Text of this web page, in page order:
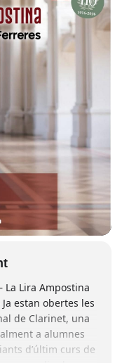
La Lira Ampostina
estan obertes les
de Clarinet, una
a alumnes
d’últim curs de